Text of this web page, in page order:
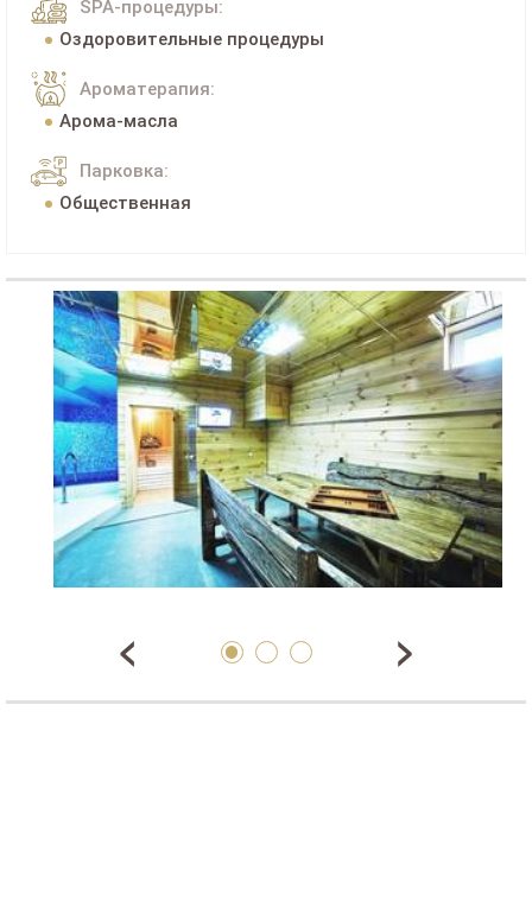
SPA-процедуры:
Оздоровительные процедуры
Ароматерапия:
Арома-масла
Парковка:
Общественная